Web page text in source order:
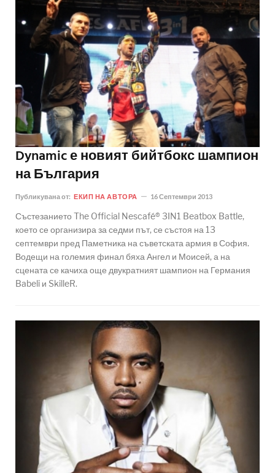
Dynamic е новият бийтбокс шампион
на България
Публикувана от: ЕКИП НА АВТОРА 16 Септември 2013
Състезанието The Official Nescafé® 3IN1 Beatbox Battle,
което се организира за седми път, се състоя на 13
септември пред Паметника на съветската армия в София.
Водещи на големия финал бяха Ангел и Моисей, а на
сцената се качиха още двукратният шампион на Германия
Babeli и SkilleR.